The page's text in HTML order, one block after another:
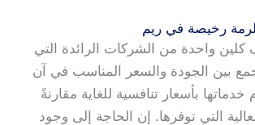
رخيصة في ريم
كلين واحدة من الشركات الرائدة التي
بين الجودة والسعر المناسب في آن
بأسعار تنافسية للغاية مقارنةً
التي توفرها. إن الحاجة إلى وجود